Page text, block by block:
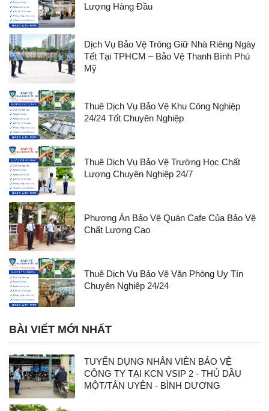
Lượng Hàng Đầu
Dịch Vụ Bảo Vệ Trông Giữ Nhà Riêng Ngày
Tết Tại TPHCM – Bảo Vệ Thanh Bình Phú
Mỹ
Thuê Dịch Vụ Bảo Vệ Khu Công Nghiệp
24/24 Tốt Chuyên Nghiệp
Thuê Dịch Vụ Bảo Vệ Trường Học Chất
Lượng Chuyên Nghiệp 24/7
Phương Án Bảo Vệ Quán Cafe Của Bảo Vệ
Chất Lượng Cao
Thuê Dịch Vụ Bảo Vệ Văn Phòng Uy Tín
Chuyên Nghiệp 24/24
BÀI VIẾT MỚI NHẤT
TUYỂN DỤNG NHÂN VIÊN BẢO VỆ
CÔNG TY TẠI KCN VSIP 2 - THỦ DẦU
MỘT/TÂN UYÊN - BÌNH DƯƠNG